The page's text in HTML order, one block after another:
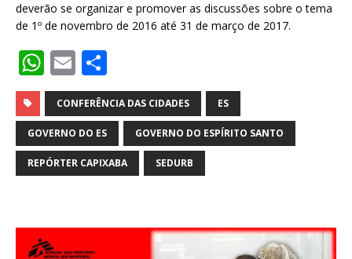
deverão se organizar e promover as discussões sobre o tema
de 1º de novembro de 2016 até 31 de março de 2017.
W
h
at
s
A
E
m
ai
l
h
ar
e
CONFERÊNCIA DAS CIDADES ES
GOVERNO DO ES GOVERNO DO ESPÍRITO SANTO
REPÓRTER CAPIXABA SEDURB